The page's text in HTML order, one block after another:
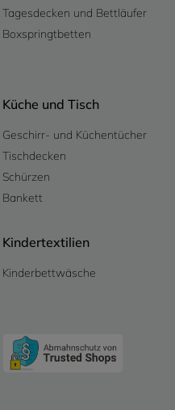
Tagesdecken und Bettläufer
Boxspringtbetten
Küche und Tisch
Geschirr- und Küchentücher
Tischdecken
Schürzen
Bankett
Kindertextilien
Kinderbettwäsche